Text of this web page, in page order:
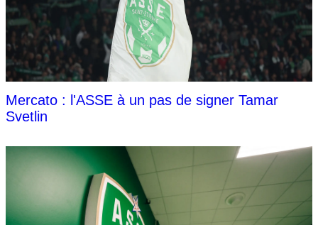
Mercato : l'ASSE à un pas de signer Tamar
Svetlin